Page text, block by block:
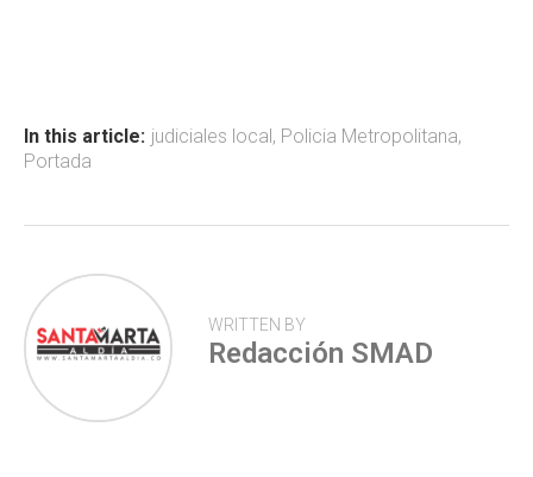
ok p
tir
In this article: judiciales local, Policia Metropolitana,
Portada
WRITTEN BY
Redacción SMAD